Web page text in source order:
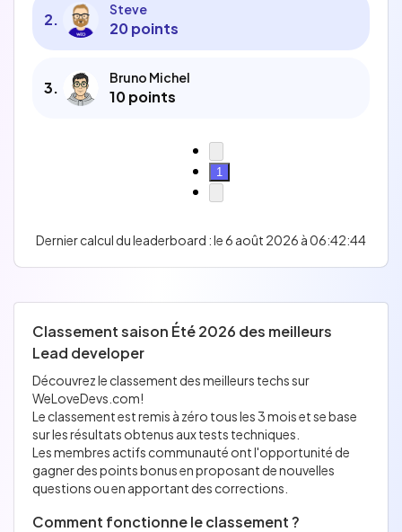
2.
Steve
20 points
3.
Bruno Michel
10 points
1
Dernier calcul du leaderboard : le 6 août 2026 à 06:42:44
Classement saison Été 2026 des meilleurs
Lead developer
Découvrez le classement des meilleurs techs sur
WeLoveDevs.com!
Le classement est remis à zéro tous les 3 mois et se base
sur les résultats obtenus aux tests techniques.
Les membres actifs communauté ont l'opportunité de
gagner des points bonus en proposant de nouvelles
questions ou en apportant des corrections.
Comment fonctionne le classement ?